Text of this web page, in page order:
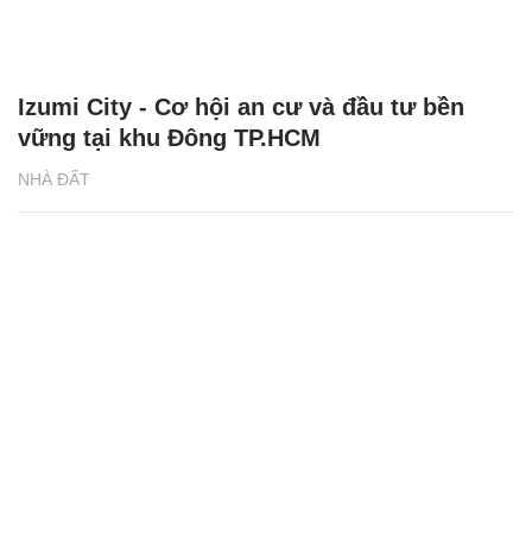
NHÀ ĐẤT
Izumi City - Cơ hội an cư và đầu tư bền
vững tại khu Đông TP.HCM